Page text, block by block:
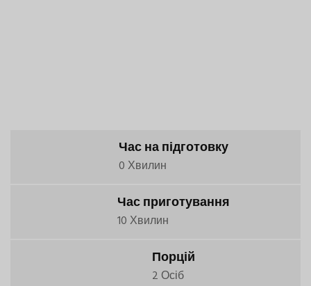
Час на підготовку
0 Хвилин
Час приготування
10 Хвилин
Порцій
2 Осіб